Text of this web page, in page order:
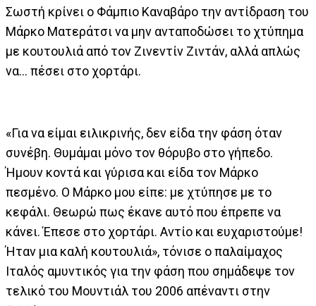
Σωστή κρίνει ο Φάμπιο Καναβάρο την αντίδραση του
Μάρκο Ματεράτσι να μην ανταποδώσει το χτύπημα
με κουτουλιά από τον Ζινεντίν Ζιντάν, αλλά απλώς
να… πέσει στο χορτάρι.
«Για να είμαι ειλικρινής, δεν είδα την φάση όταν
συνέβη. Θυμάμαι μόνο τον θόρυβο στο γήπεδο.
Ήμουν κοντά και γύρισα και είδα τον Μάρκο
πεσμένο. Ο Μάρκο μου είπε: με χτύπησε με το
κεφάλι. Θεωρώ πως έκανε αυτό που έπρεπε να
κάνει. Έπεσε στο χορτάρι. Αντίο και ευχαριστούμε!
Ήταν μια καλή κουτουλιά», τόνισε ο παλαίμαχος
Ιταλός αμυντικός για την φάση που σημάδεψε τον
τελικό του Μουντιάλ του 2006 απέναντι στην